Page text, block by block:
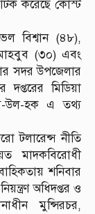
করেছে কোস্ট
বিশ্বান (৪৮),
(৩০) এবং
সদর উপজেলার
দপ্তরের মিডিয়া
উল-হক এ তথ্য
টলারেন্স নীতি
মাদকবিরোধী
শনিবার
অধিদপ্তর ও
মুন্সিরচর,